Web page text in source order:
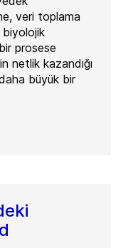
veri toplama
biyolojik
prosese
netlik kazandığı
büyük bir